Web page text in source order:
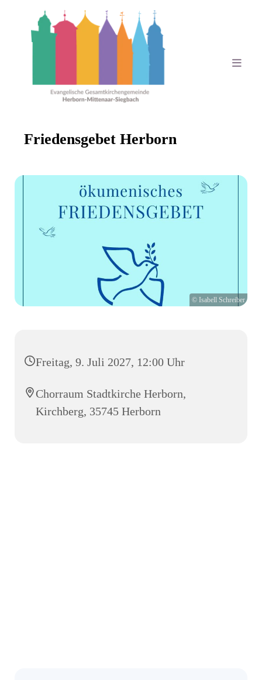
Friedensgebet Herborn
© Isabell Schreiber
Freitag, 9. Juli 2027, 12:00 Uhr
Chorraum Stadtkirche Herborn,
Kirchberg, 35745 Herborn